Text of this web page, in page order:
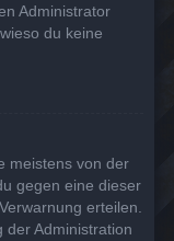
Administrator
du keine
meistens von der
gegen eine dieser
erteilen.
der Administration